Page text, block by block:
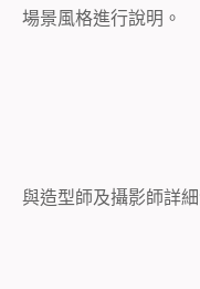
場景風格進行說明。
與造型師及攝影師詳